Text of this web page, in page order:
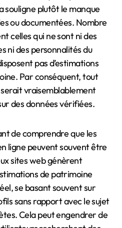
souligne plutôt le manque
ou documentées. Nombre
celles qui ne sont ni des
ni des personnalités du
pas d’estimations
Par conséquent, tout
vraisemblablement
des données vérifiées.
de comprendre que les
ligne peuvent souvent être
sites web génèrent
de patrimoine
se basant souvent sur
sans rapport avec le sujet
Cela peut engendrer de